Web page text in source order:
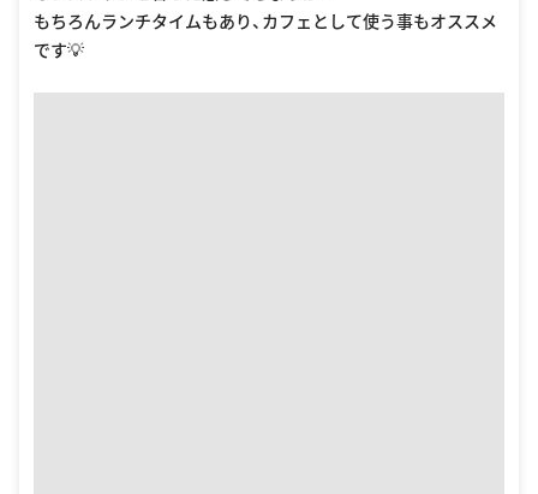
もちろんランチタイムもあり、カフェとして使う事もオススメ
です💡